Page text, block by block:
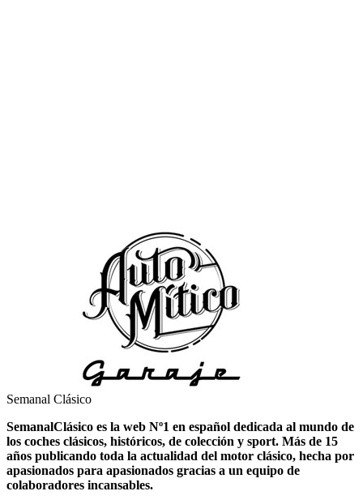
Semanal Clásico
SemanalClásico es la web Nº1 en español dedicada al mundo de
los coches clásicos, históricos, de colección y sport. Más de 15
años publicando toda la actualidad del motor clásico, hecha por
apasionados para apasionados gracias a un equipo de
colaboradores incansables.